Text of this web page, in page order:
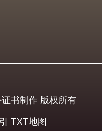
证书制作 版权所有
TXT地图